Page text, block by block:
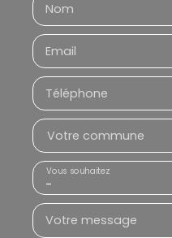
Nom
Email
Téléphone
Votre commune
-
Vous souhaitez
Votre message